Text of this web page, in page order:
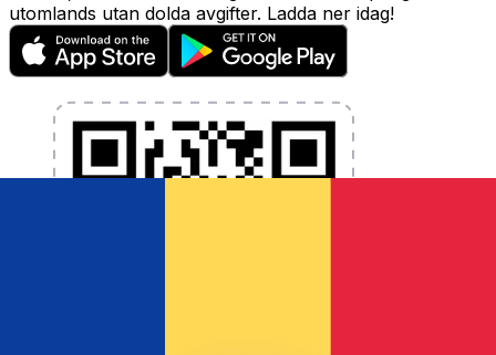
utomlands utan dolda avgifter. Ladda ner idag!